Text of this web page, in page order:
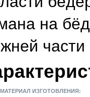
на
МАТЕРИАЛ ИЗГОТОВЛЕНИЯ: